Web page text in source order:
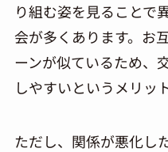
り組む姿を見ることで
会が多くあります。お
ーンが似ているため、
しやすいというメリッ
ただし、関係が悪化し